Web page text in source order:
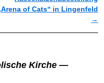
of Cats“ in Lingenfeld
→
Kirche —